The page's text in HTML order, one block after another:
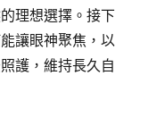
理想選擇。接下
讓眼神聚焦，以
護，維持長久自